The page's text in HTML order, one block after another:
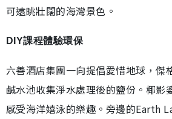
可遠眺壯闊的海灣景色。
DIY課程體驗環保
六善酒店集團一向提倡愛惜地球，傑
鹹水池收集淨水處理後的鹽份。椰影
感受海洋嬉泳的樂趣。旁邊的Earth